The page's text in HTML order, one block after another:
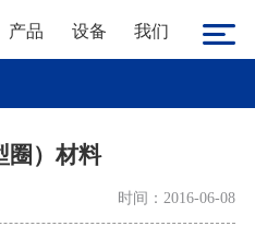
产品 设备 我们
圈）材料
时间：2016-06-08